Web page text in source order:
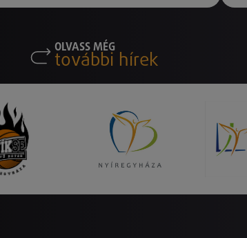
OLVASS MÉG
további hírek